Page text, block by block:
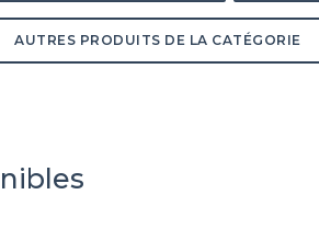
AUTRES PRODUITS DE LA CATÉGORIE